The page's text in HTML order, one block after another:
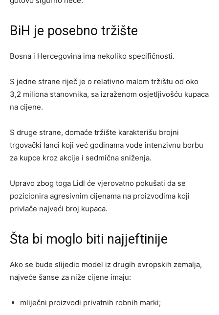
BiH je posebno tržište
Bosna i Hercegovina ima nekoliko specifičnosti.
S jedne strane riječ je o relativno malom tržištu od oko
3,2 miliona stanovnika, sa izraženom osjetljivošću kupaca
na cijene.
S druge strane, domaće tržište karakterišu brojni
trgovački lanci koji već godinama vode intenzivnu borbu
za kupce kroz akcije i sedmična sniženja.
Upravo zbog toga Lidl će vjerovatno pokušati da se
pozicionira agresivnim cijenama na proizvodima koji
privlače najveći broj kupaca.
Šta bi moglo biti najjeftinije
Ako se bude slijedio model iz drugih evropskih zemalja,
najveće šanse za niže cijene imaju:
mliječni proizvodi privatnih robnih marki;